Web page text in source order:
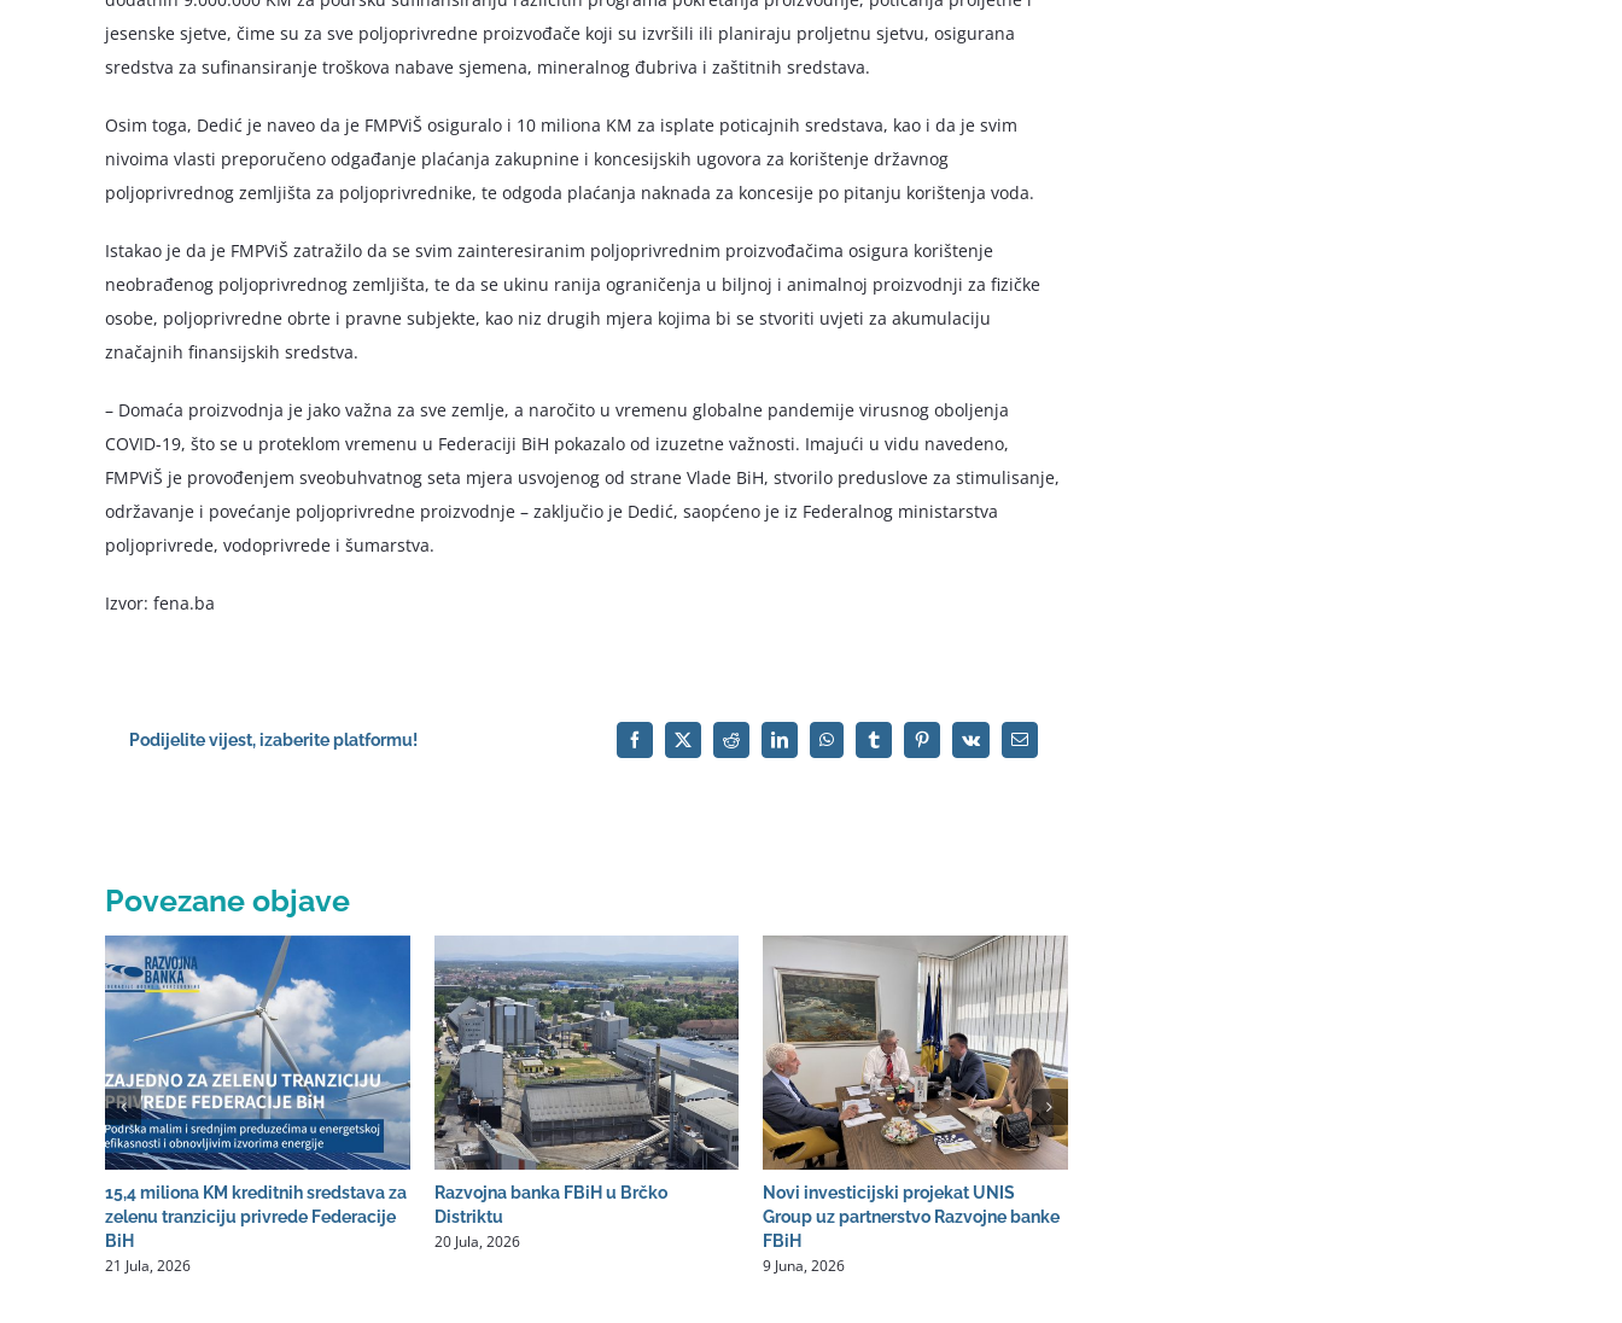
jesenske sjetve, čime su za sve poljoprivredne proizvođače koji su izvršili ili planiraju proljetnu sjetvu, osigurana
sredstva za sufinansiranje troškova nabave sjemena, mineralnog đubriva i zaštitnih sredstava.
Osim toga, Dedić je naveo da je FMPViŠ osiguralo i 10 miliona KM za isplate poticajnih sredstava, kao i da je svim
nivoima vlasti preporučeno odgađanje plaćanja zakupnine i koncesijskih ugovora za korištenje državnog
poljoprivrednog zemljišta za poljoprivrednike, te odgoda plaćanja naknada za koncesije po pitanju korištenja voda.
Istakao je da je FMPViŠ zatražilo da se svim zainteresiranim poljoprivrednim proizvođačima osigura korištenje
neobrađenog poljoprivrednog zemljišta, te da se ukinu ranija ograničenja u biljnoj i animalnoj proizvodnji za fizičke
osobe, poljoprivredne obrte i pravne subjekte, kao niz drugih mjera kojima bi se stvoriti uvjeti za akumulaciju
značajnih finansijskih sredstva.
– Domaća proizvodnja je jako važna za sve zemlje, a naročito u vremenu globalne pandemije virusnog oboljenja
COVID-19, što se u proteklom vremenu u Federaciji BiH pokazalo od izuzetne važnosti. Imajući u vidu navedeno,
FMPViŠ je provođenjem sveobuhvatnog seta mjera usvojenog od strane Vlade BiH, stvorilo preduslove za stimulisanje,
održavanje i povećanje poljoprivredne proizvodnje – zaključio je Dedić, saopćeno je iz Federalnog ministarstva
poljoprivrede, vodoprivrede i šumarstva.
Izvor: fena.ba
Podijelite vijest, izaberite platformu!
Povezane objave
15,4 miliona KM kreditnih sredstava za
zelenu tranziciju privrede Federacije
BiH
21 Jula, 2026
Razvojna banka FBiH u Brčko
Distriktu
20 Jula, 2026
Novi investicijski projekat UNIS
Group uz partnerstvo Razvojne banke
FBiH
9 Juna, 2026